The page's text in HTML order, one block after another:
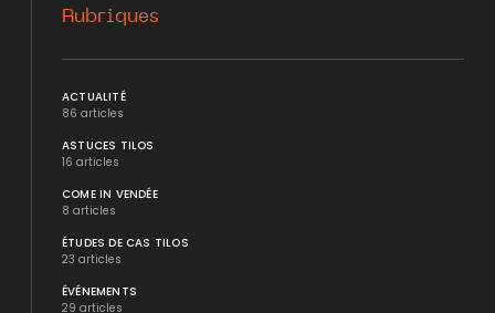
Rubriques
ACTUALITÉ
86 articles
ASTUCES TILOS
16 articles
COME IN VENDÉE
8 articles
ÉTUDES DE CAS TILOS
23 articles
ÉVÉNEMENTS
29 articles